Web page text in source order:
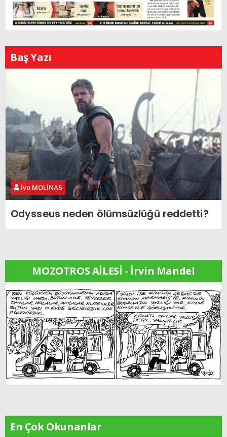
Baş Yazı
İvo MOLİNAS
Odysseus neden ölümsüzlüğü reddetti?
MOZOTROS AİLESİ - İrvin Mandel
En Çok Okunanlar